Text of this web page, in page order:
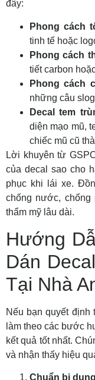
đây:
Phong cách
tinh tế hoặc
Phong cách
tiết carbon
Phong cách
những câu
Decal tem
diện mạo mũ,
chiếc mũ cũ
Lời khuyên từ
của decal sao cho
phục khi lái xe.
chống nước, chống
thẩm mỹ lâu dài.
Hướng
Dán
Tại Nhà
Nếu bạn quyết định
làm theo các bước
kết quả tốt nhất.
và nhận thấy hiệu
Chuẩn bị